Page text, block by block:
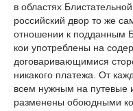
в областях
российский двор то же
отношении к подданным
кои употреблены на
договаривающимися
никакого платежа. От
всем нужным на путевые
разменены обоюдными